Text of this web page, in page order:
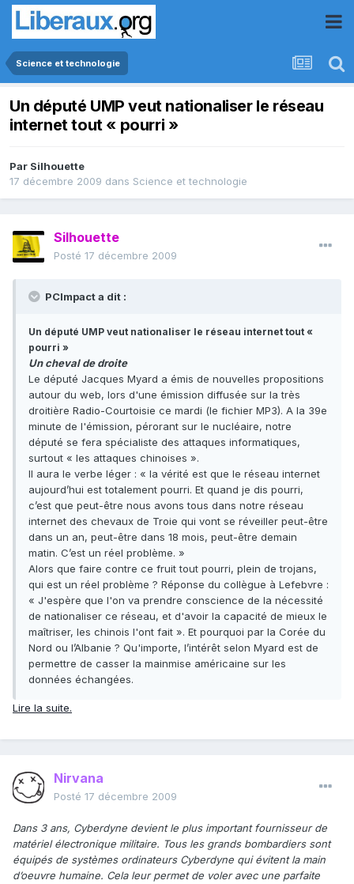
Science et technologie
Un député UMP veut nationaliser le réseau
internet tout « pourri »
Par Silhouette
17 décembre 2009 dans Science et technologie
Silhouette
Posté 17 décembre 2009
PCImpact a dit :
Un député UMP veut nationaliser le réseau internet tout «
pourri »
Un cheval de droite
Le député Jacques Myard a émis de nouvelles propositions
autour du web, lors d'une émission diffusée sur la très
droitière Radio-Courtoisie ce mardi (le fichier MP3). A la 39e
minute de l'émission, pérorant sur le nucléaire, notre
député se fera spécialiste des attaques informatiques,
surtout « les attaques chinoises ».
Il aura le verbe léger : « la vérité est que le réseau internet
aujourd’hui est totalement pourri. Et quand je dis pourri,
c’est que peut-être nous avons tous dans notre réseau
internet des chevaux de Troie qui vont se réveiller peut-être
dans un an, peut-être dans 18 mois, peut-être demain
matin. C’est un réel problème. »
Alors que faire contre ce fruit tout pourri, plein de trojans,
qui est un réel problème ? Réponse du collègue à Lefebvre :
« J'espère que l'on va prendre conscience de la nécessité
de nationaliser ce réseau, et d'avoir la capacité de mieux le
maîtriser, les chinois l'ont fait ». Et pourquoi par la Corée du
Nord ou l’Albanie ? Qu'importe, l’intérêt selon Myard est de
permettre de casser la mainmise américaine sur les
données échangées.
Lire la suite.
Nirvana
Posté 17 décembre 2009
Dans 3 ans, Cyberdyne devient le plus important fournisseur de
matériel électronique militaire. Tous les grands bombardiers sont
équipés de systèmes ordinateurs Cyberdyne qui évitent la main
d’oeuvre humaine. Cela leur permet de voler avec une parfaite